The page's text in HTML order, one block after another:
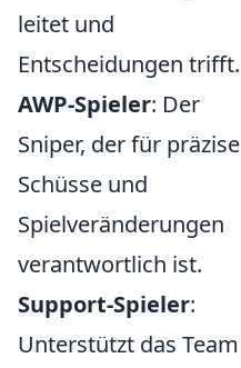
leitet und
Entscheidungen trifft.
AWP-Spieler: Der
Sniper, der für präzise
Schüsse und
Spielveränderungen
verantwortlich ist.
Support-Spieler:
Unterstützt das Team